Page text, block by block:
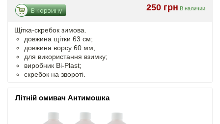
250 грн В наличии
В корзину
Щітка-скребок зимова.
довжина щітки 63 см;
довжина ворсу 60 мм;
для використання взимку;
виробник Bi-Plast;
скребок на звороті.
Літній омивач Антимошка